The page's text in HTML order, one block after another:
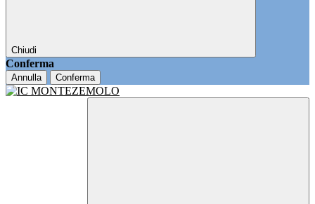
Chiudi
Conferma
Annulla Conferma